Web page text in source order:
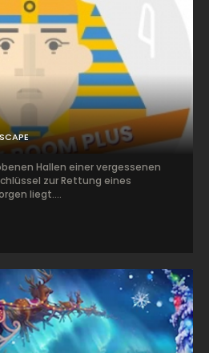
Hallen einer vergessenen
zur Rettung eines
liegt....